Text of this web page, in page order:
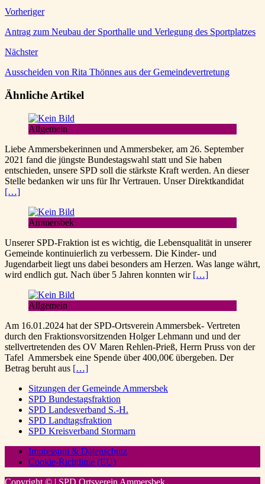
Vorheriger
Antrag zum Neubau der Sporthalle und Verlegung des Sportplatzes
Nächster
Ausscheiden von Rita Thönnes aus der Gemeindevertretung
Ähnliche Artikel
Allgemein
Liebe Ammersbekerinnen und Ammersbeker, am 26. September
2021 fand die jüngste Bundestagswahl statt und Sie haben
entschieden, unsere SPD soll die stärkste Kraft werden. An dieser
Stelle bedanken wir uns für Ihr Vertrauen. Unser Direktkandidat
[…]
Ammersbek
Unserer SPD-Fraktion ist es wichtig, die Lebensqualität in unserer
Gemeinde kontinuierlich zu verbessern. Die Kinder- und
Jugendarbeit liegt uns dabei besonders am Herzen. Was lange währt,
wird endlich gut. Nach über 5 Jahren konnten wir […]
Allgemein
Am 16.01.2024 hat der SPD-Ortsverein Ammersbek- Vertreten
durch den Fraktionsvorsitzenden Holger Lehmann und und der
stellvertretenden des OV Maren Rehlen-Prieß, Herrn Pruss von der
Tafel Ammersbek eine Spende über 400,00€ übergeben. Der
Betrag beruht aus […]
Sitzungen der Gemeinde Ammersbek
SPD Bundestagsfraktion
SPD Landesverband S.-H.
SPD Landtagsfraktion
SPD Kreisverband Stormarn
Impressum & Datenschutz
Cookie-Richtlinie (EU)
Copyright © | SPD Ortsverein Ammersbek